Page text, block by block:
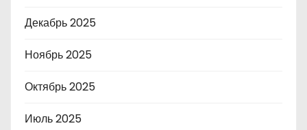
Декабрь 2025
Ноябрь 2025
Октябрь 2025
Июль 2025